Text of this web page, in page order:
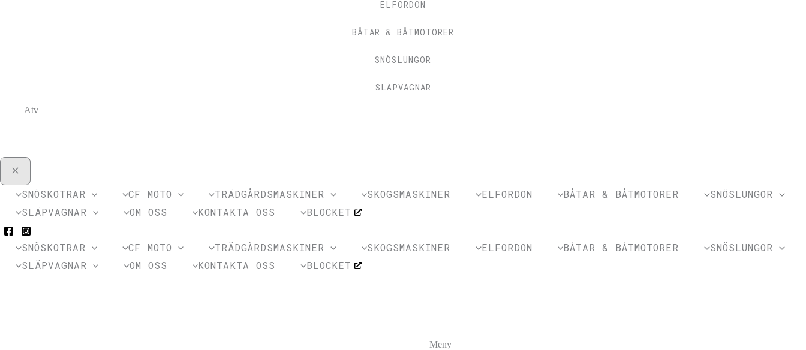
ELFORDON
BÅTAR & BÅTMOTORER
SNÖSLUNGOR
SLÄPVAGNAR
Atv
SNÖSKOTRAR CF MOTO TRÄDGÅRDSMASKINER SKOGSMASKINER ELFORDON BÅTAR & BÅTMOTORER
SNÖSLUNGOR
SLÄPVAGNAR
OM OSS KONTAKTA OSS BLOCKET
SNÖSKOTRAR CF MOTO TRÄDGÅRDSMASKINER SKOGSMASKINER ELFORDON BÅTAR & BÅTMOTORER
SNÖSLUNGOR
SLÄPVAGNAR
OM OSS KONTAKTA OSS BLOCKET
Meny